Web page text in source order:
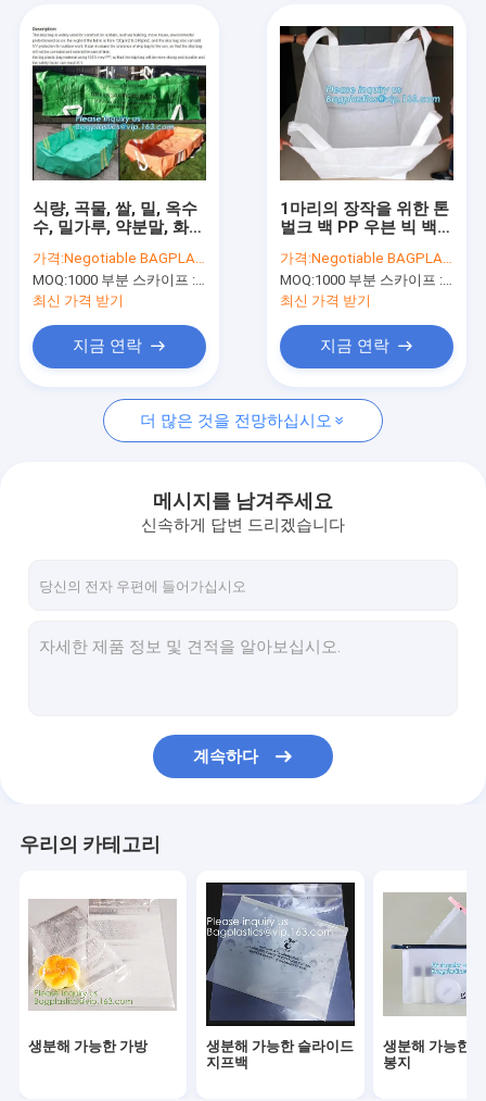
제품
우리에 대하여
공장 여행
인용문을 요구하세요
생분해 가능한 가방
생분해 가능한 슬라이드 지프백
생물 분해 가능한 메일 봉지
미생물에 의해 분해된 쇼핑 가방
식품 포장 공급
재사용 가능한 지속 가능한 가방
의학적이 소비재의
자동차용 소모품
크래프트 가방 종이 상자
식량, 곡물, 쌀, 밀, 옥수
수, 밀가루, 약분말, 화학
늄, 시멘트, 퍼티분, 미네
랄
가격:Negotiable BAGPLASTICS@YAHOO.COM
MOQ:1000 부분 스카이프 : 마이데아르닐
최신 가격 받기
지금 연락
1마리의 장작을 위한 톤
벌크 백 PP 우븐 빅 백,
대하 불룩해진다는 것을
큰 내구성 플라스틱 PP
우븐 FIBC
가격:Negotiable BAGPLASTICS@YAHOO.COM
MOQ:1000 부분 스카이프 : 마이데아르닐
최신 가격 받기
지금 연락
더 많은 것을 전망하십시오
메시지를 남겨주세요
신속하게 답변 드리겠습니다
계속하다
우리의 카테고리
생분해 가능한 가방
생분해 가능한 슬라이드
지프백
생분해 가능한
봉지